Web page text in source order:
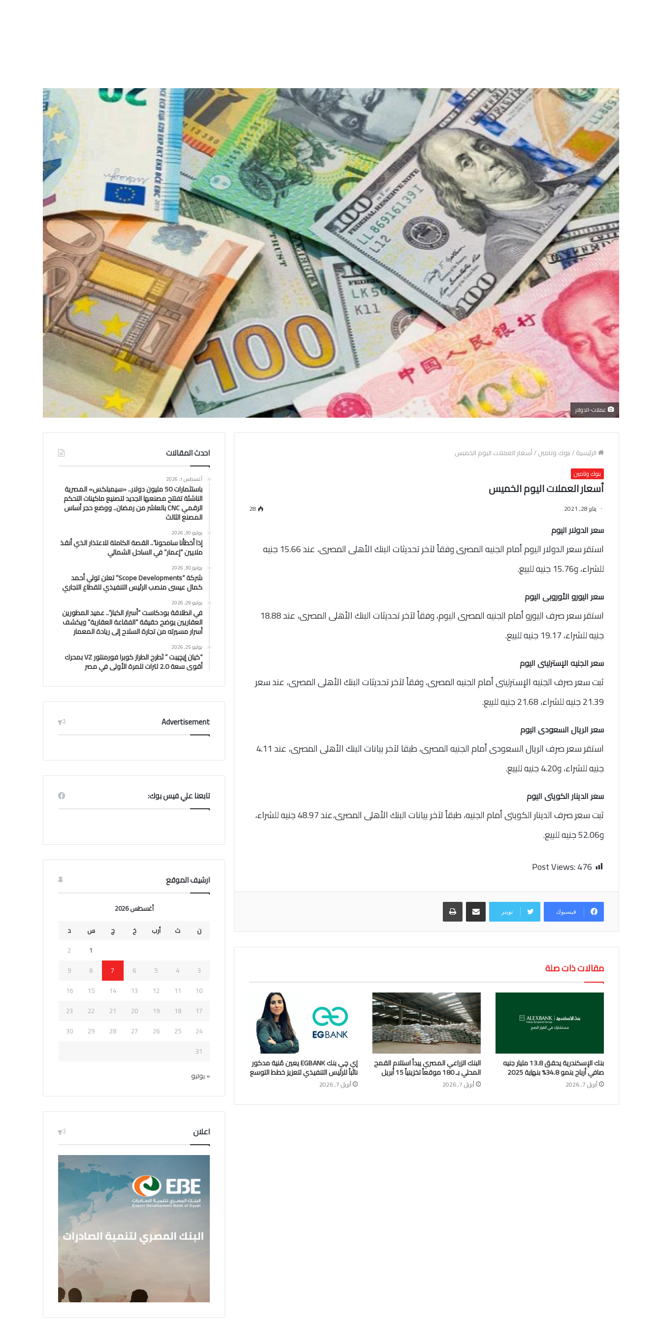
عملات-الدولار
الرئيسية/بنوك وتامين/أسعار العملات اليوم الخميس
بنوك وتامين
أسعار العملات اليوم الخميس
يناير 28, 2021 28
سعر الدولار اليوم
استقر سعر الدولار اليوم أمام الجنيه المصرى وفقاً لآخر تحديثات البنك الأهلى المصرى، عند 15.66 جنيه
للشراء، و15.76 جنيه للبيع.
سعر اليورو الأوروبى اليوم
استقر سعر صرف اليورو أمام الجنيه المصرى اليوم، وفقاً لآخر تحديثات البنك الأهلى المصرى، عند 18.88
جنيه للشراء، 19.17 جنيه للبيع.
سعر الجنيه الإسترلينى اليوم
ثبت سعر صرف الجنيه الإسترلينى أمام الجنيه المصرى، وفقاً لآخر تحديثات البنك الأهلى المصرى، عند سعر
21.39 جنيه للشراء، 21.68 جنيه للبيع.
سعر الريال السعودى اليوم
استقر سعر صرف الريال السعودى أمام الجنيه المصرى، طبقا لآخر بيانات البنك الأهلى المصرى، عند 4.11
جنيه للشراء، و4.20 جنيه للبيع.
سعر الدينار الكويتى اليوم
ثبت سعر صرف الدينار الكويتى أمام الجنيه، طبقاً لآخر بيانات البنك الأهلى المصرى،عند 48.97 جنيه للشراء،
و52.06 جنيه للبيع.
Post Views:476
فيسبوك تويتر
مقالات ذات صلة
بنك الإسكندرية يحقق 13.8 مليار جنيه
صافي أرباح بنمو 34.8% بنهاية 2025
أبريل 7, 2026
البنك الزراعي المصري يبدأ استلام القمح
المحلي بـ 180 موقعاً تخزينياً 15 أبريل
أبريل 7, 2026
إي چي بنك EGBANK يعين مُنية مدكور
نائباً للرئيس التنفيذي لتعزيز خطط التوسع
أبريل 7, 2026
احدث المقالات
أغسطس 1, 2026
باستثمارات 50 مليون دولار.. «سيمبلكس» المصرية
الناشئة تفتتح مصنعها الجديد لتصنيع ماكينات التحكم
الرقمي CNC بالعاشر من رمضان.. ووضع حجر أساس
المصنع الثالث
يوليو 30, 2026
إذا أخطأنا سامحونا”.. القصة الكاملة للاعتذار الذي أنقذ
ملايين “إعمار” في الساحل الشمالي
يوليو 30, 2026
شركة “Scope Developments” تعلن تولي أحمد
كمال عيسى منصب الرئيس التنفيذي للقطاع التجاري
يوليو 29, 2026
في انطلاقة بودكاست “أسرار الكبار”.. عميد المطورين
العقاريين يوضح حقيقة “الفقاعة العقارية” ويكشف
أسرار مسيرته من تجارة السلاح إلى ريادة المعمار
يوليو 25, 2026
“كيان إيچيبت ” تَطرح الطراز كوبرا فورمنتور VZ بمحرك
أقوى سعة 2.0 لترات للمرة الأولى في مصر
Advertisement
تابعنا علي فيس بوك:
ارشيف الموقع
أغسطس 2026
ن
ث أرب خ ج س
د
1
2
3
4
5
6
7
8
9
10
11
12
13
14
15
16
17
18
19
20
21
22
23
24
25
26
27
28
29
30
31
« يوليو
اعلان